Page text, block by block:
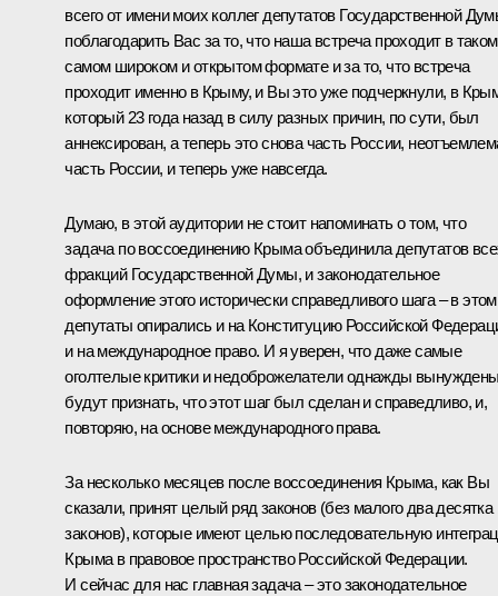
всего от имени моих коллег депутатов Государственной
поблагодарить Вас за то, что наша встреча проходит в таком
самом широком и открытом формате и за то, что встреча
проходит именно в Крыму, и Вы это уже подчеркнули, в
который 23 года назад в силу разных причин, по сути, был
аннексирован, а теперь это снова часть России,
часть России, и теперь уже навсегда.
Думаю, в этой аудитории не стоит напоминать о том, что
задача по воссоединению Крыма объединила депутатов
фракций Государственной Думы, и законодательное
оформление этого исторически справедливого шага – в этом
депутаты опирались и на Конституцию Российской
и на международное право. И я уверен, что даже самые
оголтелые критики и недоброжелатели однажды
будут признать, что этот шаг был сделан и справедливо, и,
повторяю, на основе международного права.
За несколько месяцев после воссоединения Крыма, как Вы
сказали, принят целый ряд законов (без малого два десятка
законов), которые имеют целью последовательную
Крыма в правовое пространство Российской Федерации.
И сейчас для нас главная задача – это законодательное